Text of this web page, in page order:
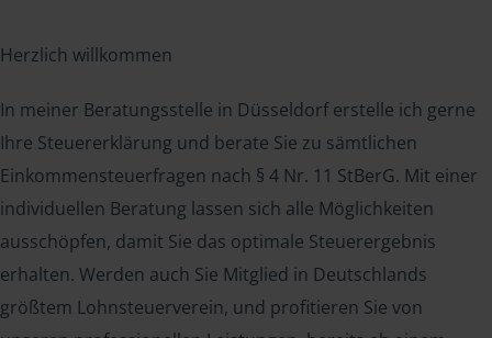
Herzlich willkommen
In meiner Beratungsstelle in Düsseldorf erstelle ich gerne
Ihre Steuererklärung und berate Sie zu sämtlichen
Einkommensteuerfragen nach § 4 Nr. 11 StBerG. Mit einer
individuellen Beratung lassen sich alle Möglichkeiten
ausschöpfen, damit Sie das optimale Steuerergebnis
erhalten. Werden auch Sie Mitglied in Deutschlands
größtem Lohnsteuerverein, und profitieren Sie von